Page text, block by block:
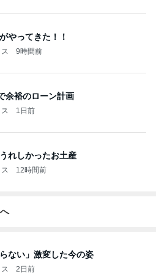
やってきた！！
9時間前
余裕のローン計画
1日前
れしかったお土産
12時間前
ない」激変した今の姿
2日前